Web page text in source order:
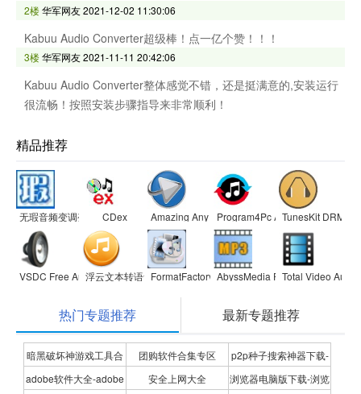
2楼华军网友2021-12-02 11:30:06
Kabuu Audio Converter超级棒！点一亿个赞！！！
3楼华军网友2021-11-11 20:42:06
Kabuu Audio Converter整体感觉不错，还是挺满意的,安装运行
很流畅！按照安装步骤指导来非常顺利！
精品推荐
无瑕音频变调变速软件CDex Amazing Any MP3 ConverterProgram4Pc Audio Converter
TunesKit DRM
VSDC Free Audio Converter
浮云文本转语音FormatFactory AbyssMedia Free Video to MP3
Total Video
热门专题推荐 最新专题推荐
暗黑破坏神游戏工具合
集
团购软件合集专区
p2p种子搜索神器下载-
P2P种子搜索神器专题
adobe软件大全-adobe 安全上网大全 浏览器电脑版下载-浏览